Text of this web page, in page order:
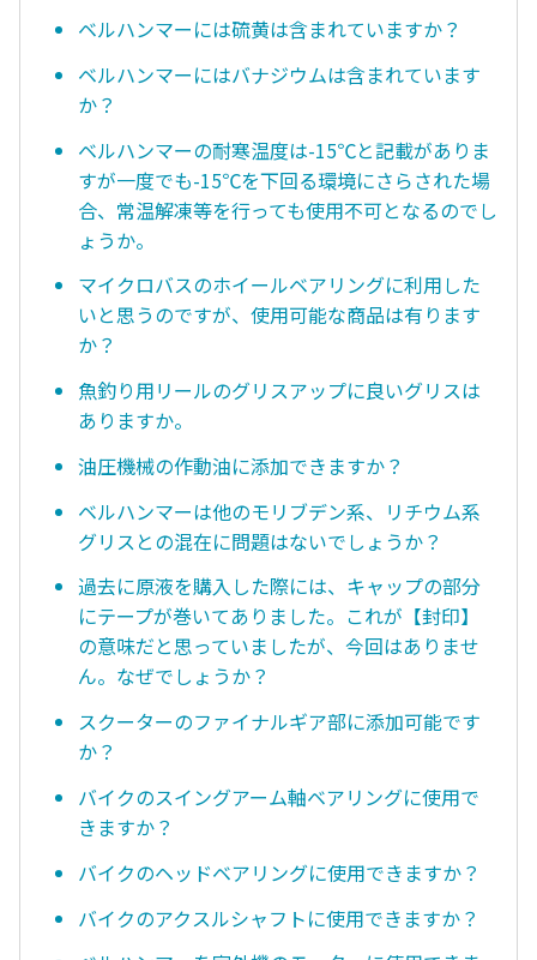
ベルハンマーには硫黄は含まれていますか？
ベルハンマーにはバナジウムは含まれています
か？
ベルハンマーの耐寒温度は-15℃と記載がありま
すが一度でも-15℃を下回る環境にさらされた場
合、常温解凍等を行っても使用不可となるのでし
ょうか。
マイクロバスのホイールベアリングに利用した
いと思うのですが、使用可能な商品は有ります
か？
魚釣り用リールのグリスアップに良いグリスは
ありますか。
油圧機械の作動油に添加できますか？
ベルハンマーは他のモリブデン系、リチウム系
グリスとの混在に問題はないでしょうか？
過去に原液を購入した際には、キャップの部分
にテープが巻いてありました。これが【封印】
の意味だと思っていましたが、今回はありませ
ん。なぜでしょうか？
スクーターのファイナルギア部に添加可能です
か？
バイクのスイングアーム軸ベアリングに使用で
きますか？
バイクのヘッドベアリングに使用できますか？
バイクのアクスルシャフトに使用できますか？